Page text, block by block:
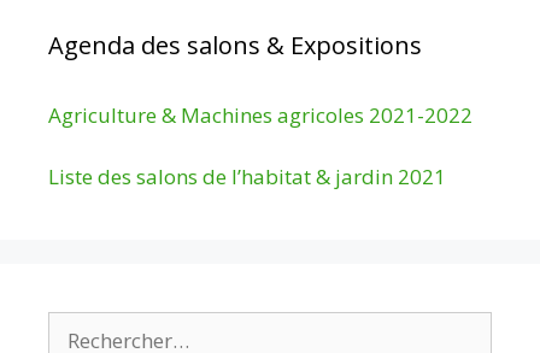
Agenda des salons & Expositions
Agriculture & Machines agricoles 2021-2022
Liste des salons de l’habitat & jardin 2021